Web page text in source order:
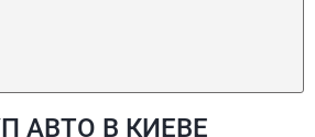
АВТО В КИЕВЕ